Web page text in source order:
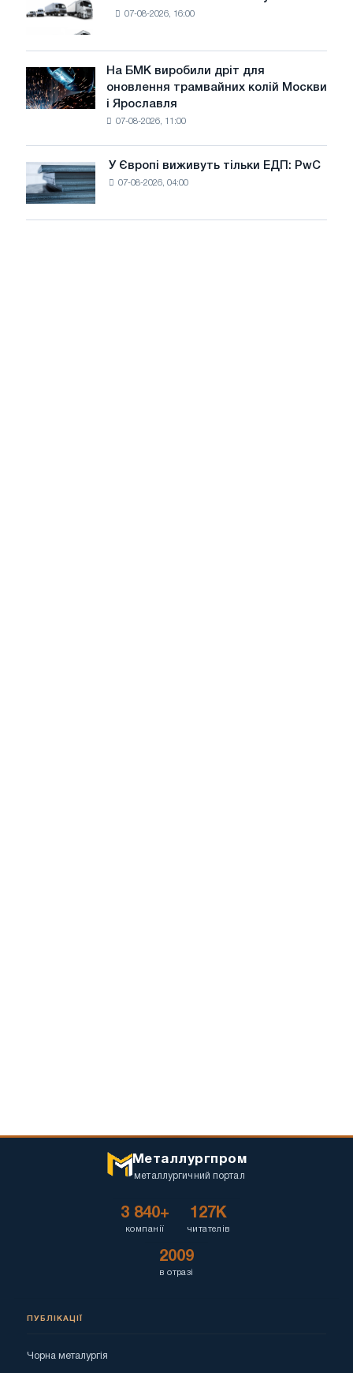
цілей
декарбонізації
нових
вантажівок
у
липні
07-08-2026, 16:00
На
БМК
виробили
трамвайних
колій
На БМК виробили дріт для
оновлення трамвайних колій Москви
і Ярославля
07-08-2026, 11:00
Європі
виживуть
тільки
У Європі виживуть тільки ЕДП: PwC
07-08-2026, 04:00
Металлургпром
металлургичний портал
3 840+
компанії
127K
читателів
2009
в отразі
ПУБЛІКАЦІЇ
Чорна металургія